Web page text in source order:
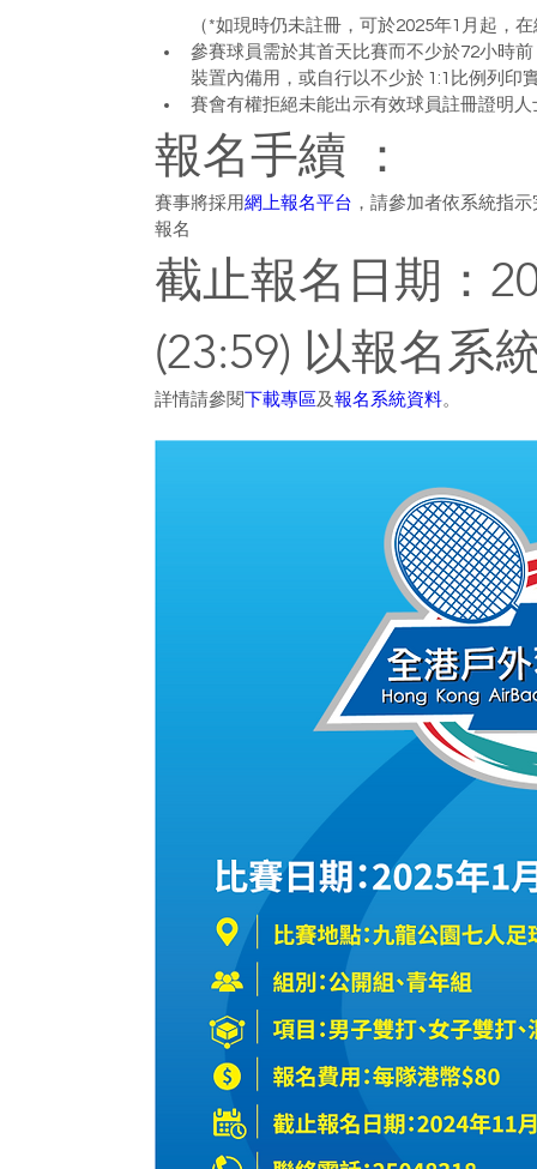
（*如現時仍未註冊，可於2025年1月起，
參賽球員需於其首天比賽而不少於72小時
裝置內備用，或自行以不少於 1:1比例列印
賽會有權拒絕未能出示有效球員註冊證明
報名手續 ：
賽事將採用網上報名平台 ，請參加者依系統指
報名
截止報名日期：
(23:59) 以報名系
詳情請參閱下載專區 及 報名系統資料。